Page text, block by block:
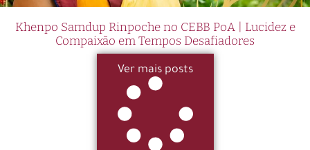
Khenpo Samdup Rinpoche no CEBB PoA | Lucidez e
Compaixão em Tempos Desafiadores
Ver mais posts